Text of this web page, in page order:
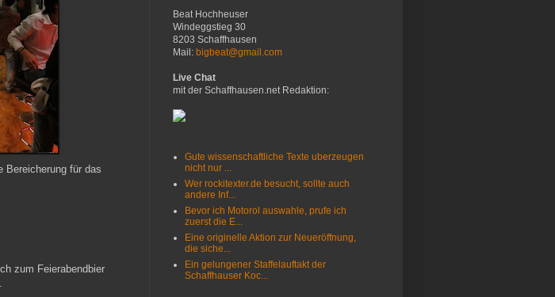
Bereicherung für das
zum Feierabendbier
Beat Hochheuser
Windeggstieg 30
8203 Schaffhausen
Mail: bigbeat@gmail.com
Live Chat
mit der Schaffhausen.net Redaktion:
Gute wissenschaftliche Texte uberzeugen
nicht nur ...
Wer rockitexter.de besucht, sollte auch
andere Inf...
Bevor ich Motorol auswahle, prufe ich
zuerst die E...
Eine originelle Aktion zur Neueröffnung,
die siche...
Ein gelungener Staffelauftakt der
Schaffhauser Koc...